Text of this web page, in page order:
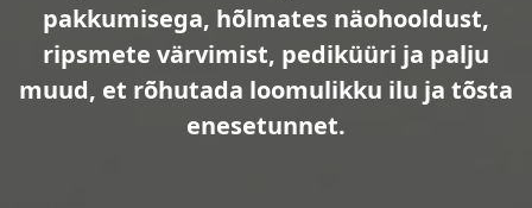
pakkumisega, hõlmates näohooldust,
ripsmete värvimist, pediküüri ja palju
muud, et rõhutada loomulikku ilu ja tõsta
enesetunnet.